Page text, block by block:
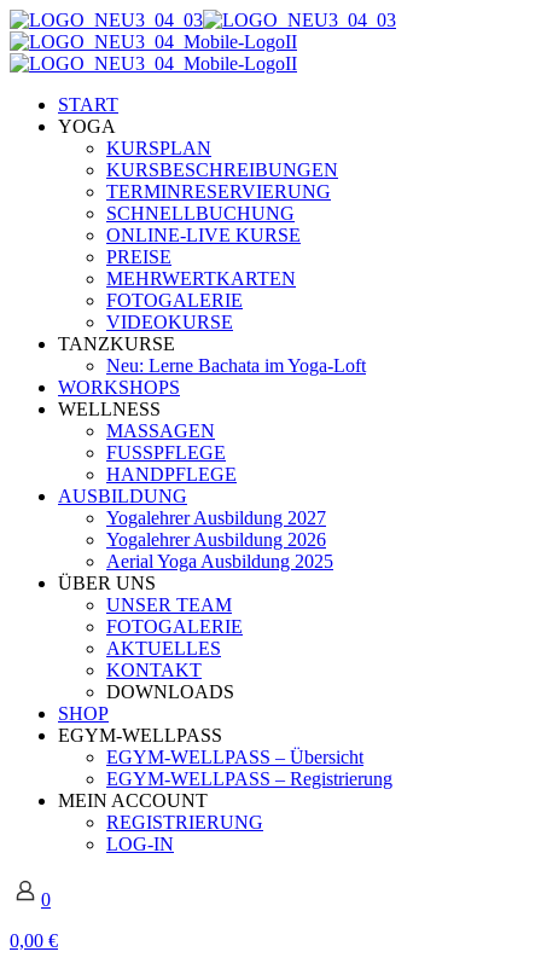
START
YOGA
KURSPLAN
KURSBESCHREIBUNGEN
TERMINRESERVIERUNG
SCHNELLBUCHUNG
ONLINE-LIVE KURSE
PREISE
MEHRWERTKARTEN
FOTOGALERIE
VIDEOKURSE
TANZKURSE
Neu: Lerne Bachata im Yoga-Loft
WORKSHOPS
WELLNESS
MASSAGEN
FUSSPFLEGE
HANDPFLEGE
AUSBILDUNG
Yogalehrer Ausbildung 2027
Yogalehrer Ausbildung 2026
Aerial Yoga Ausbildung 2025
ÜBER UNS
UNSER TEAM
FOTOGALERIE
AKTUELLES
KONTAKT
DOWNLOADS
SHOP
EGYM-WELLPASS
EGYM-WELLPASS – Übersicht
EGYM-WELLPASS – Registrierung
MEIN ACCOUNT
REGISTRIERUNG
LOG-IN
0
0,00 €